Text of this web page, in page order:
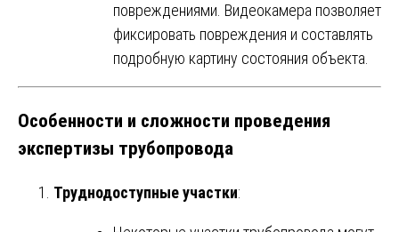
повреждениями. Видеокамера позволяет
фиксировать повреждения и составлять
подробную картину состояния объекта.
Особенности и сложности проведения
экспертизы трубопровода
Труднодоступные участки: